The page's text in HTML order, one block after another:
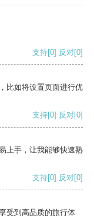
支持[0] 反对[0]
比如将设置页面进行优
支持[0] 反对[0]
上手，让我能够快速熟
支持[0] 反对[0]
受到高品质的旅行体